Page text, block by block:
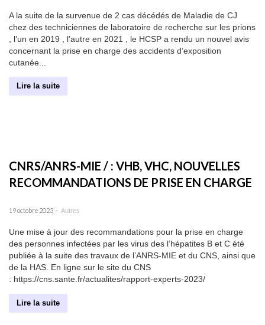
A la suite de la survenue de 2 cas décédés de Maladie de CJ
chez des techniciennes de laboratoire de recherche sur les prions
, l’un en 2019 , l’autre en 2021 , le HCSP a rendu un nouvel avis
concernant la prise en charge des accidents d’exposition
cutanée...
Lire la suite
CNRS/ANRS-MIE / : VHB, VHC, NOUVELLES
RECOMMANDATIONS DE PRISE EN CHARGE
19 octobre 2023 - Autres
Une mise à jour des recommandations pour la prise en charge
des personnes infectées par les virus des l’hépatites B et C été
publiée à la suite des travaux de l’ANRS-MIE et du CNS, ainsi que
de la HAS. En ligne sur le site du CNS
: https://cns.sante.fr/actualites/rapport-experts-2023/
Lire la suite